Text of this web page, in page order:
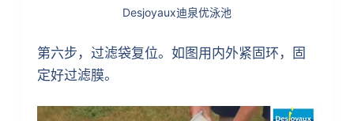
Desjoyaux迪泉优泳池
第六步，过滤袋复位。如图用内外紧固环，固
定好过滤膜。